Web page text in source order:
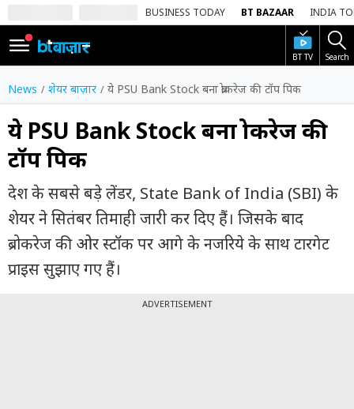
BUSINESS TODAY BT BAZAAR INDIA
BT TV Search
SIGN
IN
Dark
Mode
होम
शेयर
बाज़ार
वीडियो
ट्रेंडिंग
News शेयर बाज़ार ये PSU Bank Stock बना ब्रोकरेज की टॉप पिक
ये PSU Bank Stock बना ब्रोकरेज की
टॉप पिक
देश के सबसे बड़े लेंडर, State Bank of India (SBI) के
शेयर ने सितंबर तिमाही जारी कर दिए हैं। जिसके बाद
ब्रोकरेज की ओर स्टॉक पर आगे के नजरिये के साथ टारगेट
प्राइस सुझाए गए हैं।
ADVERTISEMENT